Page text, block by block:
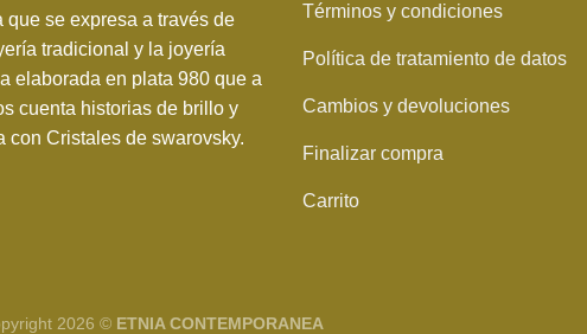
se expresa a través de
tradicional y la joyería
elaborada en plata 980 que a
cuenta historias de brillo y
con Cristales de swarovsky.
Términos y condiciones
Política de tratamiento de datos
Cambios y devoluciones
Finalizar compra
Carrito
2026 © ETNIA CONTEMPORANEA